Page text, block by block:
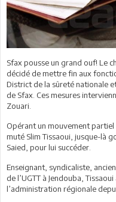
Sfax pousse un grand ouf! Le
décidé de mettre fin aux
District de la sûreté nationale
de Sfax. Ces mesures
Zouari.
Opérant un mouvement partiel
muté Slim Tissaoui, jusque-là
Saied, pour lui succéder.
Enseignant, syndicaliste,
de l’UGTT à Jendouba,
l’administration régionale